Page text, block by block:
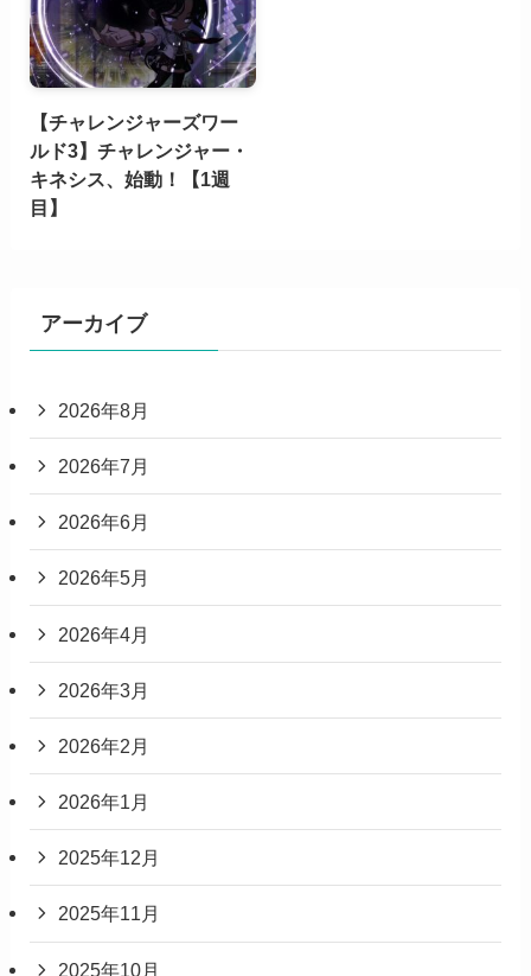
【チャレンジャーズワー
ルド3】チャレンジャー・
キネシス、始動！【1週
目】
アーカイブ
2026年8月
2026年7月
2026年6月
2026年5月
2026年4月
2026年3月
2026年2月
2026年1月
2025年12月
2025年11月
2025年10月